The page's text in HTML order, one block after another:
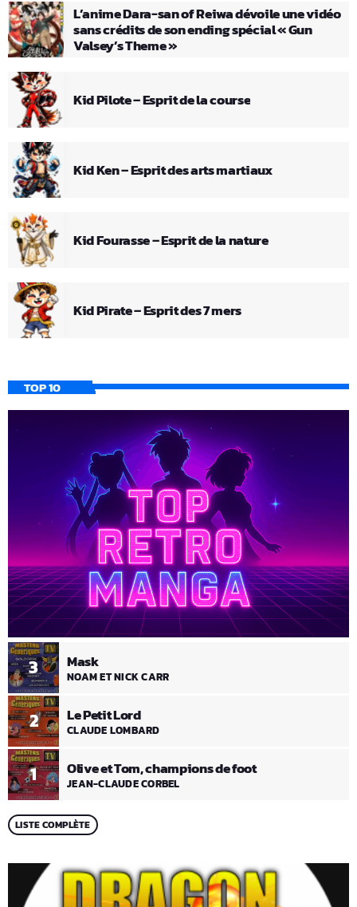
L’anime Dara-san of Reiwa dévoile une vidéo
sans crédits de son ending spécial « Gun
Valsey’s Theme »
Kid Pilote – Esprit de la course
Kid Ken – Esprit des arts martiaux
Kid Fourasse – Esprit de la nature
Kid Pirate – Esprit des 7 mers
TOP 10
1 Olive et Tom, champions de foot
JEAN-CLAUDE CORBEL
2 Le Petit Lord
CLAUDE LOMBARD
3 Mask
NOAM ET NICK CARR
LISTE COMPLÈTE